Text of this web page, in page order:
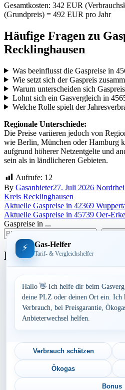
Gesamtkosten: 342 EUR
(Grundpreis) = 492 EUR pro Jahr
Häufige Fragen zu
Recklinghausen
Was beeinflusst die Gaspreise in
Wie setzt sich der Gaspreis
Warum unterscheiden sich
Lohnt sich ein Gasvergleich in
Welche Rolle spielt der
Regionale Unterschiede:
Die Preise variieren jedoch von
wie Berlin, München oder Hamburg
aufgrund höherer Netzentgelte und
sein als in ländlicheren Gebieten.
Aufrufe: 12
By Gasanbieter27. Juli 2026
Kreis Recklinghausen
Beitragsnavigation
Aktuelle Gaspreise in 42369
Aktuelle Gaspreise in 45739 Oer-
Gaspreise in ...
Bundesland
Bayern
Berlin
Brandenburg
Hamburg
Mecklenburg-Vorpommern
Niedersachsen
Nordrhein-Westfalen
Rheinland-Pfalz
Saarland
⚡ Gas-Helfer
Tarif- & Vergleichshelfer
Hallo 👋 Ich helfe dir beim
deine PLZ oder deinen Ort ein. Ich
Verbrauch, bei Preisgarantie,
Anbieterwechsel helfen.
Verbrauch schätzen
Ökogas
Bonus